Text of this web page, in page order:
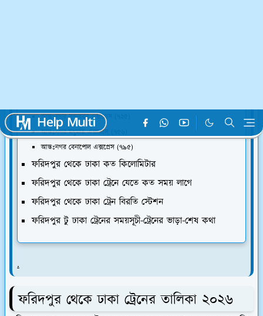
আন্তঃনগর সুন্দরবন এক্সপ্রেস (৭২৫)
আন্তঃনগর মধুমতি এক্সপ্রেস (৭৫৬)
আন্তঃনগর বেনাপোল এক্সপ্রেস (৭৯৫)
ফরিদপুর থেকে ঢাকা কত কিলোমিটার
ফরিদপুর থেকে ঢাকা ট্রেনে যেতে কত সময় লাগে
ফরিদপুর থেকে ঢাকা ট্রেন বিরতি স্টেশন
ফরিদপুর টু ঢাকা ট্রেনের সময়সূচী-ট্রেনের ভাড়া-শেষ কথা
.
ফরিদপুর থেকে ঢাকা ট্রেনের তালিকা ২০২৬